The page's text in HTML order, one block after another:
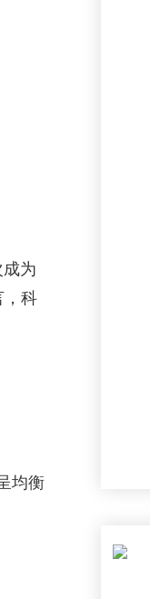
为
，科
均衡